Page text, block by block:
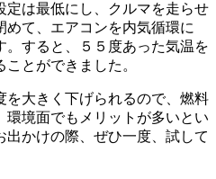
定は最低にし、クルマを走らせ
めて、エアコンを内気循環に
。すると、５５度あった気温を
とができました。
を大きく下げられるので、燃料
境面でもメリットが多いとい
かけの際、ぜひ一度、試して